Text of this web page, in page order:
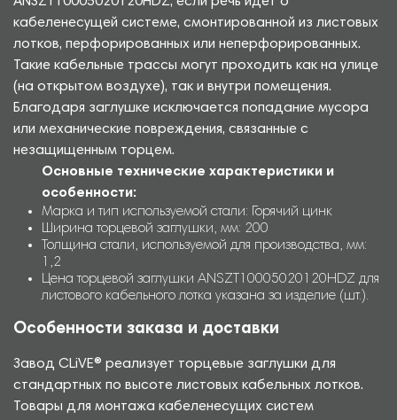
кабеленесущей системе, смонтированной из листовых
лотков, перфорированных или неперфорированных.
Такие кабельные трассы могут проходить как на улице
(на открытом воздухе), так и внутри помещения.
Благодаря заглушке исключается попадание мусора
или механические повреждения, связанные с
незащищенным торцем.
Основные технические характеристики и
особенности:
Марка и тип используемой стали: Горячий цинк
Ширина торцевой заглушки, мм: 200
Толщина стали, используемой для производства, мм:
1,2
Цена торцевой заглушки ANSZT10005020120HDZ для
листового кабельного лотка указана за изделие (шт.).
Особенности заказа и доставки
Завод CLiVE® реализует торцевые заглушки для
стандартных по высоте листовых кабельных лотков.
Товары для монтажа кабеленесущих систем